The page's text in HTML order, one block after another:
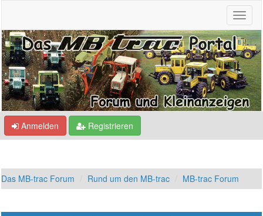
Anmelden Registrieren
Das MB-trac Forum Rund um den MB-trac MB-trac Forum